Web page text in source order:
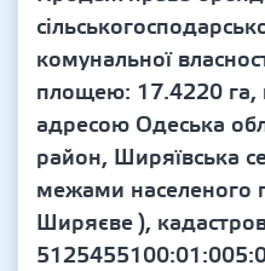
комунальної
площею: 17.4220 га,
адресою Одеська
район, Ширяївська
межами населеного
Ширяєве ),